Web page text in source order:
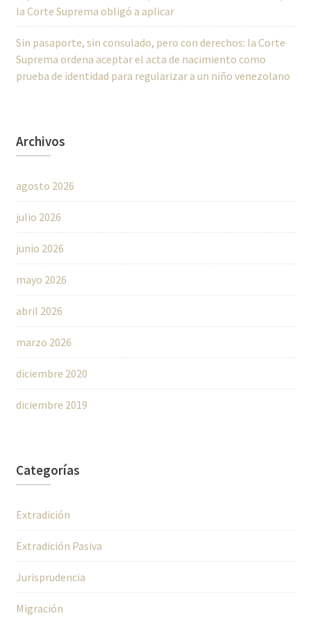
la Corte Suprema obligó a aplicar
Sin pasaporte, sin consulado, pero con derechos: la Corte
Suprema ordena aceptar el acta de nacimiento como
prueba de identidad para regularizar a un niño venezolano
Archivos
agosto 2026
julio 2026
junio 2026
mayo 2026
abril 2026
marzo 2026
diciembre 2020
diciembre 2019
Categorías
Extradición
Extradición Pasiva
Jurisprudencia
Migración